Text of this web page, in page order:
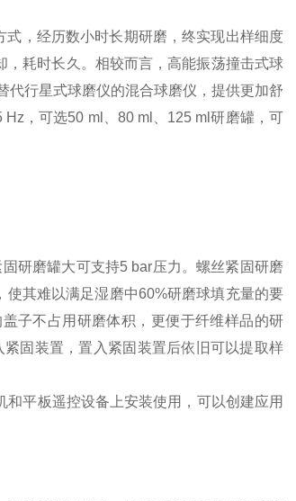
，经历数小时长期研磨，终实现出样细度
耗时长久。 相较而言，高能振荡撞击式球
代行星式球磨仪的混合球磨仪，提供更加舒
，可选50 ml、80 ml、125 ml研磨罐，可
研磨罐大可支持5 bar压力。螺丝紧固研磨
其难以满足湿磨中60%研磨球填充量的要
子不占用研磨体积，更便于纤维样品的研
紧固装置，置入紧固装置后依旧可以提取样
平板遥控设备上安装使用，可以创建应用